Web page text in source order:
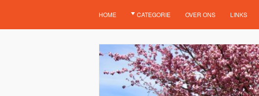
HOME CATEGORIE OVER ONS LINKS